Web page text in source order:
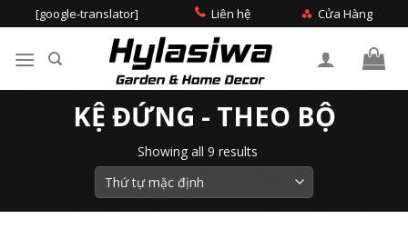
to
content
[google-translator] Liên hệ Cửa Hàng
KỆ ĐỨNG - THEO BỘ
Showing all 9 results